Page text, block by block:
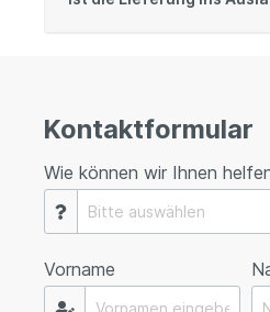
Kontaktformular
Wie können wir Ihnen
Vorname